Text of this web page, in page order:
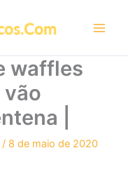
waffles
vão
|
/ 8 de maio de 2020